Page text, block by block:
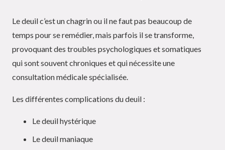
Le deuil c’est un chagrin ou il ne faut pas beaucoup de
temps pour se remédier, mais parfois il se transforme,
provoquant des troubles psychologiques et somatiques
qui sont souvent chroniques et qui nécessite une
consultation médicale spécialisée.
Les différentes complications du deuil :
Le deuil hystérique
Le deuil maniaque